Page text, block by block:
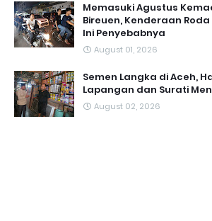
Memasuki Agustus
Bireuen, Kenderaan
Ini Penyebabnya
August 01, 2026
Semen Langka di Aceh,
Lapangan dan Surati
August 02, 2026